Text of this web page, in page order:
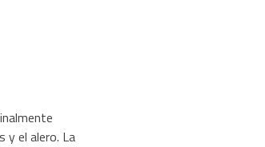
y el alero. La